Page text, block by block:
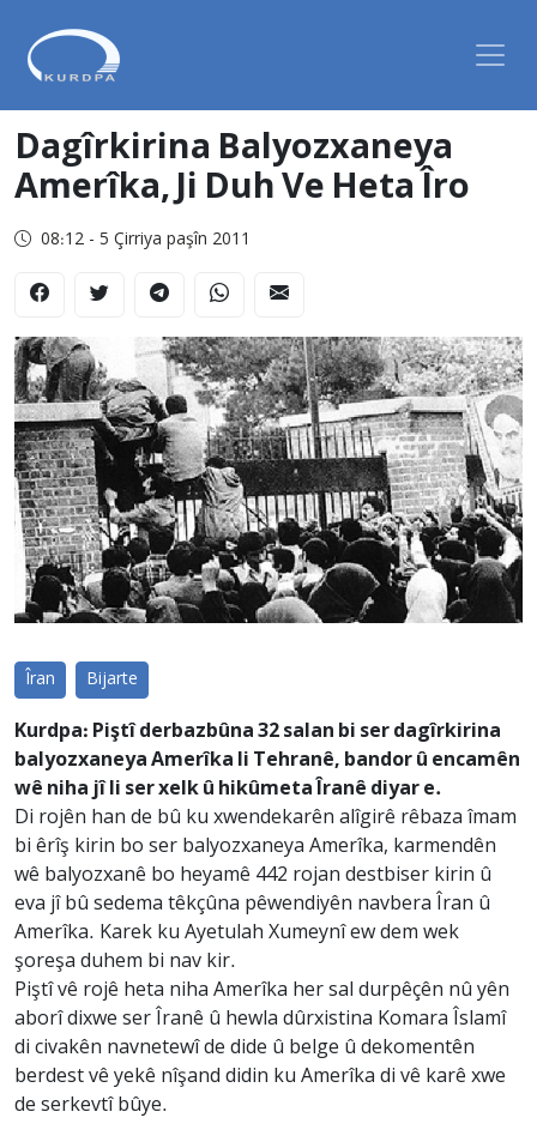
Dagîrkirina Balyozxaneya
Amerîka, Ji Duh Ve Heta Îro
08:12 - 5 Çirriya paşîn 2011
Îran Bijarte
Kurdpa: Piştî derbazbûna 32 salan bi ser dagîrkirina
balyozxaneya Amerîka li Tehranê, bandor û encamên
wê niha jî li ser xelk û hikûmeta Îranê diyar e.
Di rojên han de bû ku xwendekarên alîgirê rêbaza îmam
bi êrîş kirin bo ser balyozxaneya Amerîka, karmendên
wê balyozxanê bo heyamê 442 rojan destbiser kirin û
eva jî bû sedema têkçûna pêwendiyên navbera Îran û
Amerîka. Karek ku Ayetulah Xumeynî ew dem wek
şoreşa duhem bi nav kir.
Piştî vê rojê heta niha Amerîka her sal durpêçên nû yên
aborî dixwe ser Îranê û hewla dûrxistina Komara Îslamî
di civakên navnetewî de dide û belge û dekomentên
berdest vê yekê nîşand didin ku Amerîka di vê karê xwe
de serkevtî bûye.